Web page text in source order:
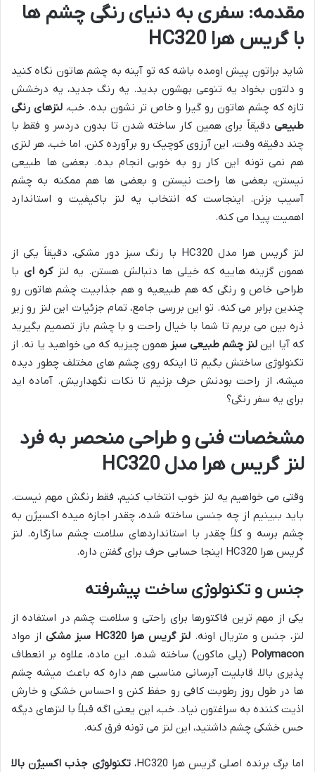
مقدمه: سفری به دنیای رنگی چشم ها
با گریس هرا HC320
شاید براتون پیش اومده باشه که تو آینه به چشم هاتون نگاه کنید
و دلتون بخواد یه تنوعی بهشون بدید. یه رنگ جدید، یه درخشش
تازه که چشم هاتون رو گیرا و خاص تر نشون بده. خب،لنزهای رنگی
طبیعی دقیقاً برای همین کار ساخته شدن تا بدون دردسر و فقط با
چند دقیقه وقت، این آرزوی کوچیک رو برآورده کنن. اما خب، هر لنزی
هم نمی تونه این کار رو به خوبی انجام بده. بعضی ها طبیعی
نیستن، بعضی ها راحت نیستن و بعضی ها هم ممکنه به چشم
آسیب بزنن. اینجاست که انتخاب یه لنز باکیفیت و استاندارد
اهمیت پیدا می کنه.
لنز گریس هرا مدل HC320 با رنگ سبز دور مشکی، دقیقاً یکی از
همون گزینه هاییه که خیلی ها دنبالش هستن. یه لنزکره ای با
طراحی خاص و رنگی که هم طبیعیه و هم جذابیت چشم هاتون رو
چندین برابر می کنه. تو این بررسی جامع، تمام جزئیات این لنز رو زیر
ذره بین می بریم تا شما با خیال راحت و با چشم باز تصمیم بگیرید
که آیا این لنز چشم طبیعی سبز همون چیزیه که می خواهید یا نه. از
تکنولوژی ساختش بگیم تا اینکه روی چشم های مختلف چطور دیده
میشه، از راحت بودنش حرف بزنیم تا نکات نگهداریش. آماده اید
برای یه سفر رنگی؟
مشخصات فنی و طراحی منحصر به فرد
لنز گریس هرا مدل HC320
وقتی می خواهیم یه لنز خوب انتخاب کنیم، فقط رنگش مهم نیست.
باید ببینیم از چه جنسی ساخته شده، چقدر اجازه میده اکسیژن به
چشم برسه و کلاً چقدر با استانداردهای سلامت چشم سازگاره. لنز
گریس هرا HC320 اینجا حسابی حرف برای گفتن داره.
جنس و تکنولوژی ساخت پیشرفته
یکی از مهم ترین فاکتورها برای راحتی و سلامت چشم در استفاده از
لنز، جنس و متریال اونه. لنز گریس هرا HC320 سبز مشکی
از مواد
Polymacon (پلی ماکون) ساخته شده. این ماده، علاوه بر انعطاف
پذیری بالا، قابلیت آبرسانی مناسبی هم داره که باعث میشه چشم
ها در طول روز رطوبت کافی رو حفظ کنن و احساس خشکی و خارش
اذیت کننده به سراغتون نیاد. خب، این یعنی اگه قبلاً با لنزهای دیگه
حس خشکی چشم داشتید، این لنز می تونه فرق کنه.
اما برگ برنده اصلی گریس هرا HC320،
تکنولوژی جذب اکسیژن بالا